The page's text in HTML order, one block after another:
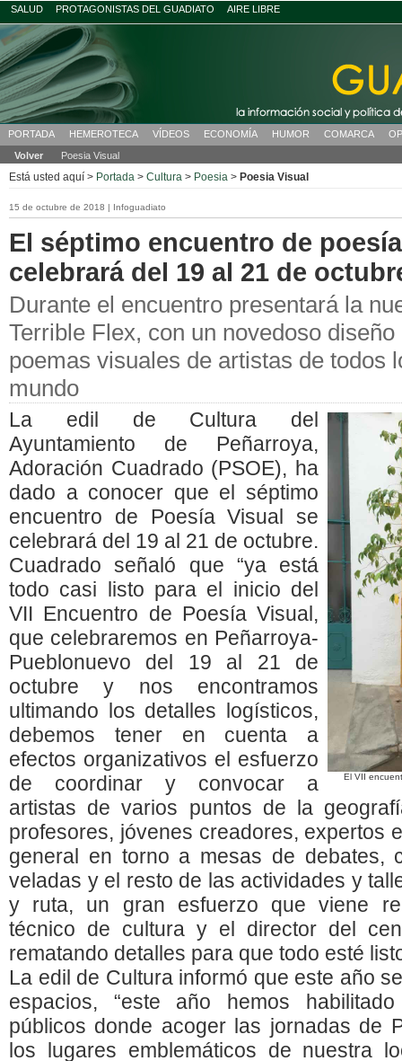
SALUD PROTAGONISTAS DEL GUADIATO AIRE LIBRE
PORTADA HEMEROTECA VÍDEOS ECONOMÍA HUMOR COMARCA
Volver
Poesia Visual
Está usted aquí > Portada > Cultura > Poesia > Poesia Visual
15 de octubre de 2018 | Infoguadiato
El séptimo encuentro de
celebrará del 19 al 21 de
Durante el encuentro presentará la
Terrible Flex, con un novedoso
poemas visuales de artistas de todos
mundo
El VII
La edil de Cultura del
Ayuntamiento de Peñarroya,
Adoración Cuadrado (PSOE), ha
dado a conocer que el séptimo
encuentro de Poesía Visual se
celebrará del 19 al 21 de octubre.
Cuadrado señaló que “ya está
todo casi listo para el inicio del
VII Encuentro de Poesía Visual,
que celebraremos en Peñarroya-
Pueblonuevo del 19 al 21 de
octubre y nos encontramos
ultimando los detalles logísticos,
debemos tener en cuenta a
efectos organizativos el esfuerzo
de coordinar y convocar a
artistas de varios puntos de la
profesores, jóvenes creadores, expertos
general en torno a mesas de debates,
veladas y el resto de las actividades y
y ruta, un gran esfuerzo que viene
técnico de cultura y el director del
rematando detalles para que todo esté
La edil de Cultura informó que este año
espacios, “este año hemos
públicos donde acoger las jornadas de
los lugares emblemáticos de nuestra